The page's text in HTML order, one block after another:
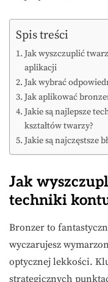
Spis treści
Jak wyszczuplić
aplikacji
Jak wybrać
Jak aplikować
Jakie są najlepsze
kształtów twarzy?
Jakie są najczęstsze
Jak
techniki
Bronzer to
wyczarujesz
optycznej lekkości.
strategicznych